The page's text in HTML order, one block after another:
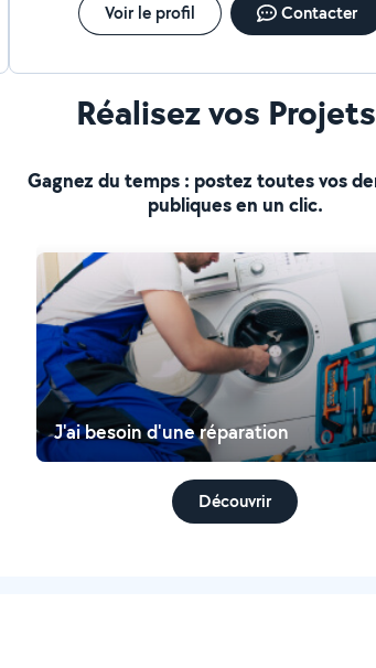
Voir le profil Contacter
Réalisez vos
Gagnez du temps : postez toutes vos
publiques en un clic.
J'ai besoin d'une réparation
Découvrir